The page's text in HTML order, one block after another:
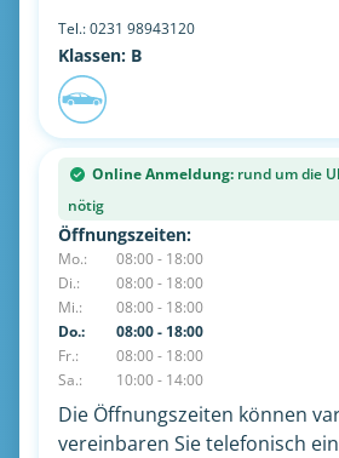
Tel.:0231 98943120
Klassen: B
Online Anmeldung: rund um die
nötig
Öffnungszeiten:
Mo.:
08:00 - 18:00
Di.:
08:00 - 18:00
Mi.:
08:00 - 18:00
Do.:
08:00 - 18:00
Fr.:
08:00 - 18:00
Sa.:
10:00 - 14:00
Die Öffnungszeiten können
vereinbaren Sie telefonisch